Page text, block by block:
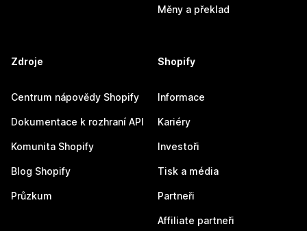
Měny a překlad
Zdroje
Centrum nápovědy Shopify
Dokumentace k rozhraní API
Komunita Shopify
Blog Shopify
Průzkum
Shopify
Informace
Kariéry
Investoři
Tisk a média
Partneři
Affiliate partneři